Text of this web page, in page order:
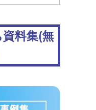
料集(無